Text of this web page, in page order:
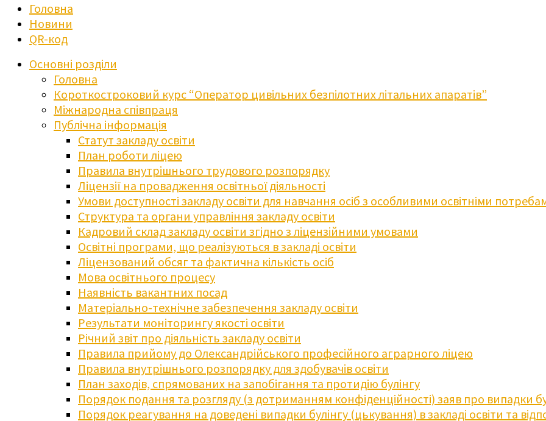
Головна
Новини
QR-код
Основні розділи
Головна
Короткостроковий курс “Оператор цивільних безпілотних літальних апаратів”
Міжнародна співпраця
Публічна інформація
Статут закладу освіти
План роботи ліцею
Правила внутрішнього трудового розпорядку
Ліцензії на провадження освітньої діяльності
Умови доступності закладу освіти для навчання осіб з особливими освітніми
Структура та органи управління закладу освіти
Кадровий склад закладу освіти згідно з ліцензійними умовами
Освітні програми, що реалізуються в закладі освіти
Ліцензований обсяг та фактична кількість осіб
Мова освітнього процесу
Наявність вакантних посад
Матеріально-технічне забезпечення закладу освіти
Результати моніторингу якості освіти
Річний звіт про діяльність закладу освіти
Правила прийому до Олександрійського професійного аграрного ліцею
Правила внутрішнього розпорядку для здобувачів освіти
План заходів, спрямованих на запобігання та протидію булінгу
Порядок подання та розгляду (з дотриманням конфіденційності) заяв про випадки
Порядок реагування на доведені випадки булінгу (цькування) в закладі освіти та